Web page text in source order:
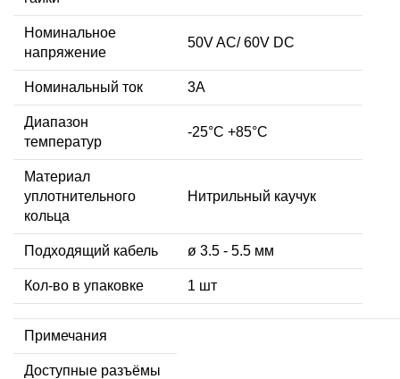
Номинальное
напряжение
50V AC/ 60V DC
Номинальный ток 3А
Диапазон
температур
-25°C +85°C
Материал
уплотнительного
кольца
Нитрильный каучук
Подходящий кабель ø 3.5 - 5.5 мм
Кол-во в упаковке 1 шт
Примечания
Доступные разъёмы